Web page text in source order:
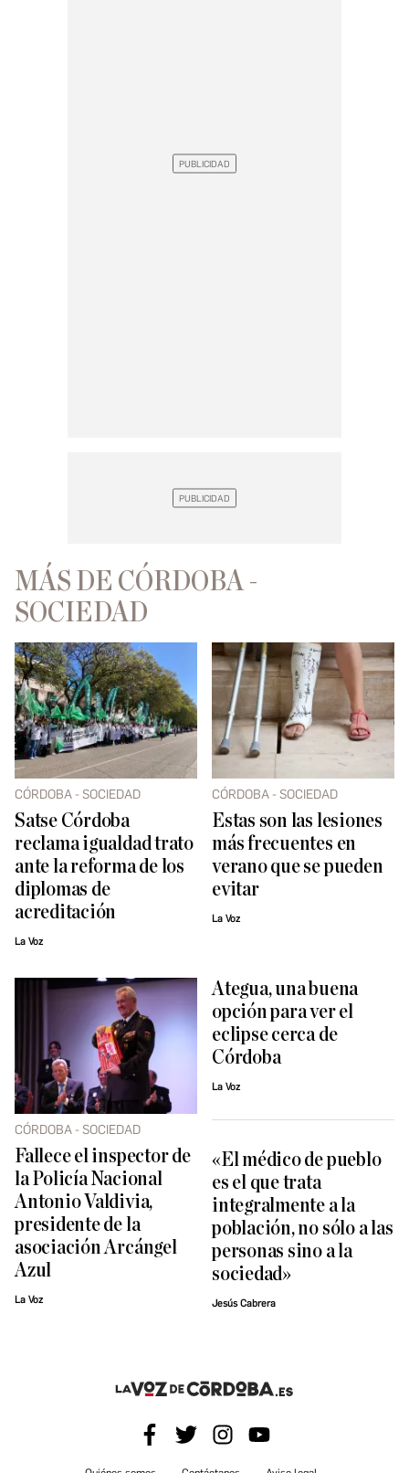
MÁS DE CÓRDOBA -
SOCIEDAD
CÓRDOBA - SOCIEDAD
Satse Córdoba
reclama igualdad trato
ante la reforma de los
diplomas de
acreditación
La Voz
CÓRDOBA - SOCIEDAD
Estas son las lesiones
más frecuentes en
verano que se pueden
evitar
La Voz
CÓRDOBA - SOCIEDAD
Fallece el inspector de
la Policía Nacional
Antonio Valdivia,
presidente de la
asociación Arcángel
Azul
La Voz
Ategua, una buena
opción para ver el
eclipse cerca de
Córdoba
La Voz
«El médico de pueblo
es el que trata
integralmente a la
población, no sólo a las
personas sino a la
sociedad»
Jesús Cabrera